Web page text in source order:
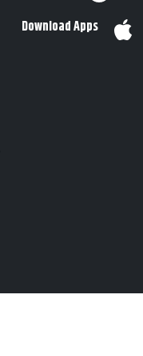
Download Apps